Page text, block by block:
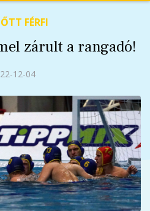
FÉRFI
zárult a rangadó!
12-04